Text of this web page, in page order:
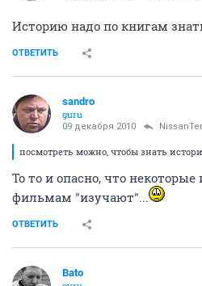
Историю надо по книгам
ОТВЕТИТЬ
sandro
guru
09 декабря 2010
посмотреть можно, чтобы знать
То то и опасно, что
фильмам "изучают"...
ОТВЕТИТЬ
Bato